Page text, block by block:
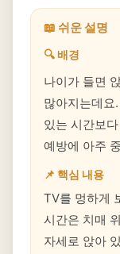
📖 쉬운 설명
🔍 배경
나이가 들면
많아지는데요
있는 시간보
예방에 아주
📌 핵심 내용
TV를 멍하게
시간은 치매
자세로 앉아